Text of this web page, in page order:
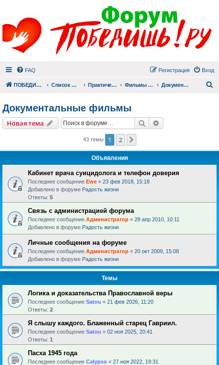
FAQ Вход
Регистрация
ПОБЕДИШЬ.РУ Список форумов Практический раздел Фильмы для души Документальные фильмы
Документальные фильмы
Новая тема Поиск
43 темы 1 2
Объявления
Кабинет врача суицидолога и телефон доверия
Последнее сообщение Ewe « 23 фев 2018, 15:18
Добавлено в форуме Радость жизни
Ответы: 5
Связь с администрацией форума
Последнее сообщение Администратор « 28 апр 2010, 10:11
Добавлено в форуме Радость жизни
Личные сообщения на форуме
Последнее сообщение Администратор « 20 окт 2009, 15:08
Добавлено в форуме Радость жизни
Темы
Логика и доказательства Православной веры
Последнее сообщение Satou « 21 фев 2026, 11:20
Ответы: 2
Я слышу каждого. Блаженный старец Гавриил.
Последнее сообщение Satou « 02 ноя 2025, 20:41
Ответы: 1
Пасха 1945 года
Последнее сообщение Calypso « 27 ноя 2022, 19:31